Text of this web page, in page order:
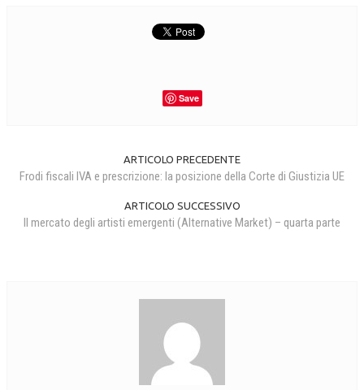
Save
ARTICOLO PRECEDENTE
Frodi fiscali IVA e prescrizione: la posizione della Corte di Giustizia UE
ARTICOLO SUCCESSIVO
Il mercato degli artisti emergenti (Alternative Market) – quarta parte